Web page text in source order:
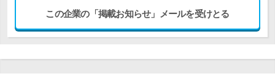
この企業の「掲載お知らせ」メールを受けとる